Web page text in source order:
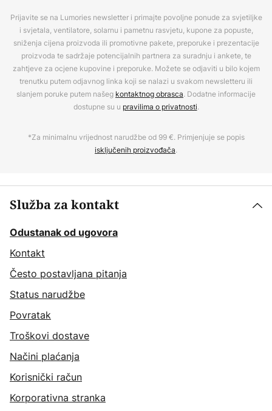
Prijavite se na Lumories newsletter i primajte povoljne ponude za svjetiljke
i svjetala, ventilatore, solarnu i pametnu rasvjetu, kupone za popuste,
sniženja cijena proizvoda ili promotivne pakete, preporuke i prezentacije
proizvoda te sadržaje potencijalnih partnera za suradnju i ankete, te
zahtjeve za ocjene kupovine i preporuke. Možete se odjaviti u bilo kojem
trenutku putem odjavnog linka koji se nalazi u svakom newsletteru ili
slanjem poruke putem našeg kontaktnog obrasca. Dodatne informacije
dostupne su u pravilima o privatnosti.
*Za minimalnu vrijednost narudžbe od 99 €. Primjenjuje se popis
isključenih proizvođača.
Služba za kontakt
Odustanak od ugovora
Kontakt
Često postavljana pitanja
Status narudžbe
Povratak
Troškovi dostave
Načini plaćanja
Korisnički račun
Korporativna stranka